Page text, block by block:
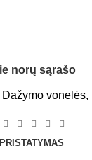
norų sąrašo
Dažymo vonelės,